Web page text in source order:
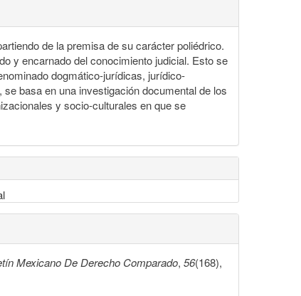
de la premisa de su carácter poliédrico.
y encarnado del conocimiento judicial. Esto se
dogmático-jurídicas, jurídico-
basa en una investigación documental de los
y socio-culturales en que se
Mexicano De Derecho Comparado, 56(168),